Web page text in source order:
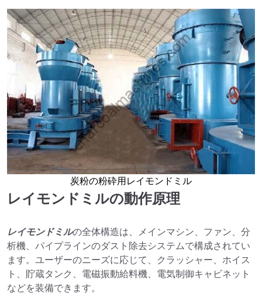
炭粉の粉砕用レイモンドミル
レイモンドミルの動作原理
レイモンドミルの全体構造は、メインマシン、ファン、分
析機、パイプラインのダスト除去システムで構成されてい
ます。ユーザーのニーズに応じて、クラッシャー、ホイス
ト、貯蔵タンク、電磁振動給料機、電気制御キャビネット
などを装備できます。